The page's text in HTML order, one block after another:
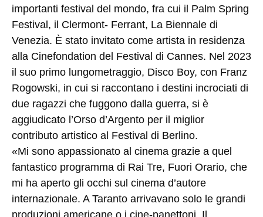
importanti festival del mondo, fra cui il Palm Spring
Festival, il Clermont- Ferrant, La Biennale di
Venezia. È stato invitato come artista in residenza
alla Cinefondation del Festival di Cannes. Nel 2023
il suo primo lungometraggio, Disco Boy, con Franz
Rogowski, in cui si raccontano i destini incrociati di
due ragazzi che fuggono dalla guerra, si è
aggiudicato l’Orso d’Argento per il miglior
contributo artistico al Festival di Berlino.
«Mi sono appassionato al cinema grazie a quel
fantastico programma di Rai Tre​, Fuori Orario, che
mi ha aperto gli occhi sul cinema d’autore
internazionale. A Taranto arrivavano solo le grandi